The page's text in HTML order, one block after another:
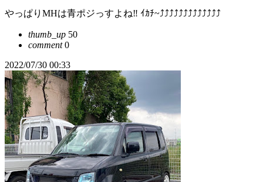
やっぱりMHは青ポジっすよね‼️ ｲｶﾁ~⤴⤴⤴⤴⤴⤴⤴⤴⤴⤴⤴⤴⤴
thumb_up 50
comment0
2022/07/30 00:33